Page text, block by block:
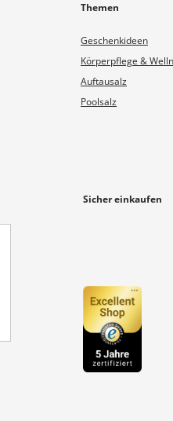
Themen
Geschenkideen
Körperpflege &
Auftausalz
Poolsalz
Sicher einkaufen